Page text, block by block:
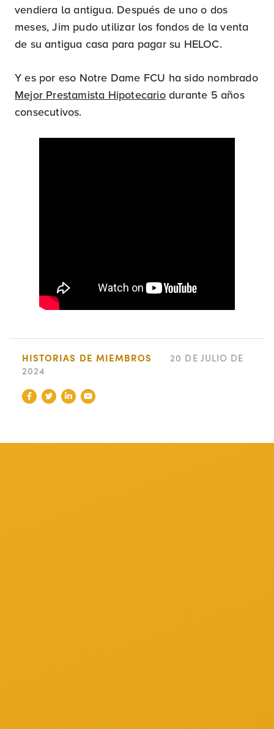
vendiera la antigua. Después de uno o dos
meses, Jim pudo utilizar los fondos de la venta
de su antigua casa para pagar su HELOC.
Y es por eso Notre Dame FCU ha sido nombrado
Mejor Prestamista Hipotecariodurante 5 años
consecutivos.
HISTORIAS DE MIEMBROS
20 DE JULIO DE
2024